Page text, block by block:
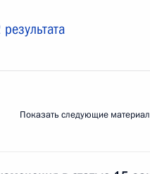
Показать следующие